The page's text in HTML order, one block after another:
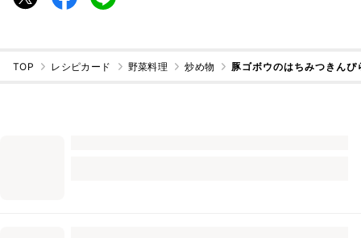
TOP レシピカード 野菜料理 炒め物 豚ゴボウのはちみつきんぴ